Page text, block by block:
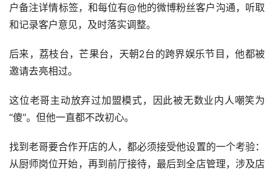
户备注详情标签，和每位有@他的微博粉丝客户沟通，听取
和记录客户意见，及时落实调整。
后来，荔枝台，芒果台，天朝2台的跨界娱乐节目，他都被
邀请去亮相过。
这位老哥主动放弃过加盟模式，因此被无数业内人嘲笑为
“傻”。但他一直都不改初心。
找到老哥要合作开店的人，都必须接受他设置的一个考验：
从厨师岗位开始，再到前厅接待，最后到全店管理，涉及店